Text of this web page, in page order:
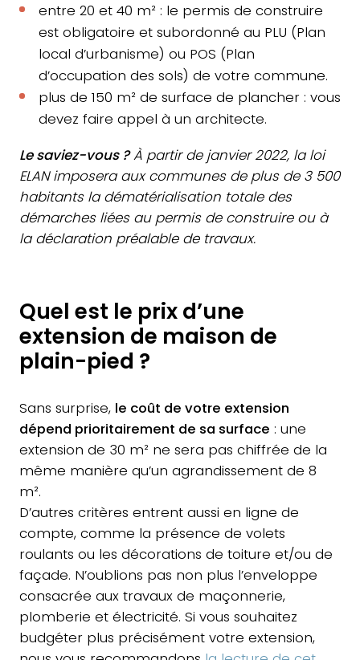
entre 20 et 40 m² : le permis de construire
est obligatoire et subordonné au PLU (Plan
local d’urbanisme) ou POS (Plan
d’occupation des sols) de votre commune.
plus de 150 m² de surface de plancher : vous
devez faire appel à un architecte.
Le saviez-vous ?À partir de janvier 2022, la loi
ELAN imposera aux communes de plus de 3 500
habitants la dématérialisation totale des
démarches liées au permis de construire ou à
la déclaration préalable de travaux.
Quel est le prix d’une
extension de maison de
plain-pied ?
Sans surprise, le coût de votre extension
dépend prioritairement de sa surface : une
extension de 30 m² ne sera pas chiffrée de la
même manière qu’un agrandissement de 8
m².
D’autres critères entrent aussi en ligne de
compte, comme la présence de volets
roulants ou les décorations de toiture et/ou de
façade. N’oublions pas non plus l’enveloppe
consacrée aux travaux de maçonnerie,
plomberie et électricité. Si vous souhaitez
budgéter plus précisément votre extension,